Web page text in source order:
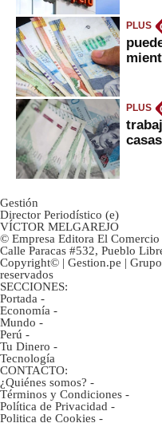
PLUS
PLUS
Gestión
Director Periodístico (e)
VÍCTOR MELGAREJO
© Empresa Editora El Comercio
Calle Paracas #532, Pueblo
Copyright© | Gestion.pe |
reservados
SECCIONES:
Portada -
Economía -
Mundo -
Perú -
Tu Dinero -
Tecnología
CONTACTO:
¿Quiénes somos? -
Términos y Condiciones -
Política de Privacidad -
Politica de Cookies -